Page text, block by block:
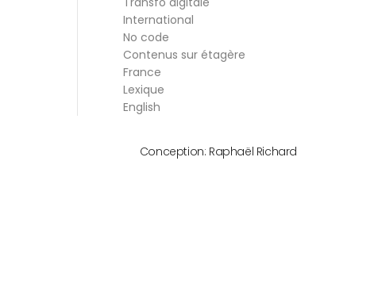
International
No code
Contenus sur étagère
France
Lexique
English
Conception: Raphaël Richard